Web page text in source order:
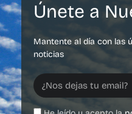
Únete a
Mantente al día con las
noticias